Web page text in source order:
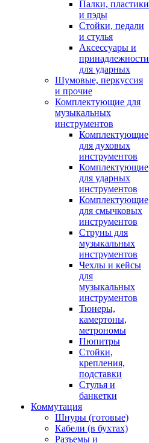
Палки, пластики
и пэды
Стойки, педали
и стулья
Аксессуары и
принадлежности
для ударных
Шумовые, перкуссия
и прочие
Комплектующие для
музыкальных
инструментов
Комплектующие
для духовых
инструментов
Комплектующие
для ударных
инструментов
Комплектующие
для смычковых
инструментов
Струны для
музыкальных
инструментов
Чехлы и кейсы
для
музыкальных
инструментов
Тюнеры,
камертоны,
метрономы
Пюпитры
Стойки,
крепления,
подставки
Стулья и
банкетки
Коммутация
Шнуры (готовые)
Кабели (в бухтах)
Разъемы и